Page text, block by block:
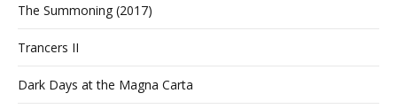
The Summoning (2017)
Trancers II
Dark Days at the Magna Carta